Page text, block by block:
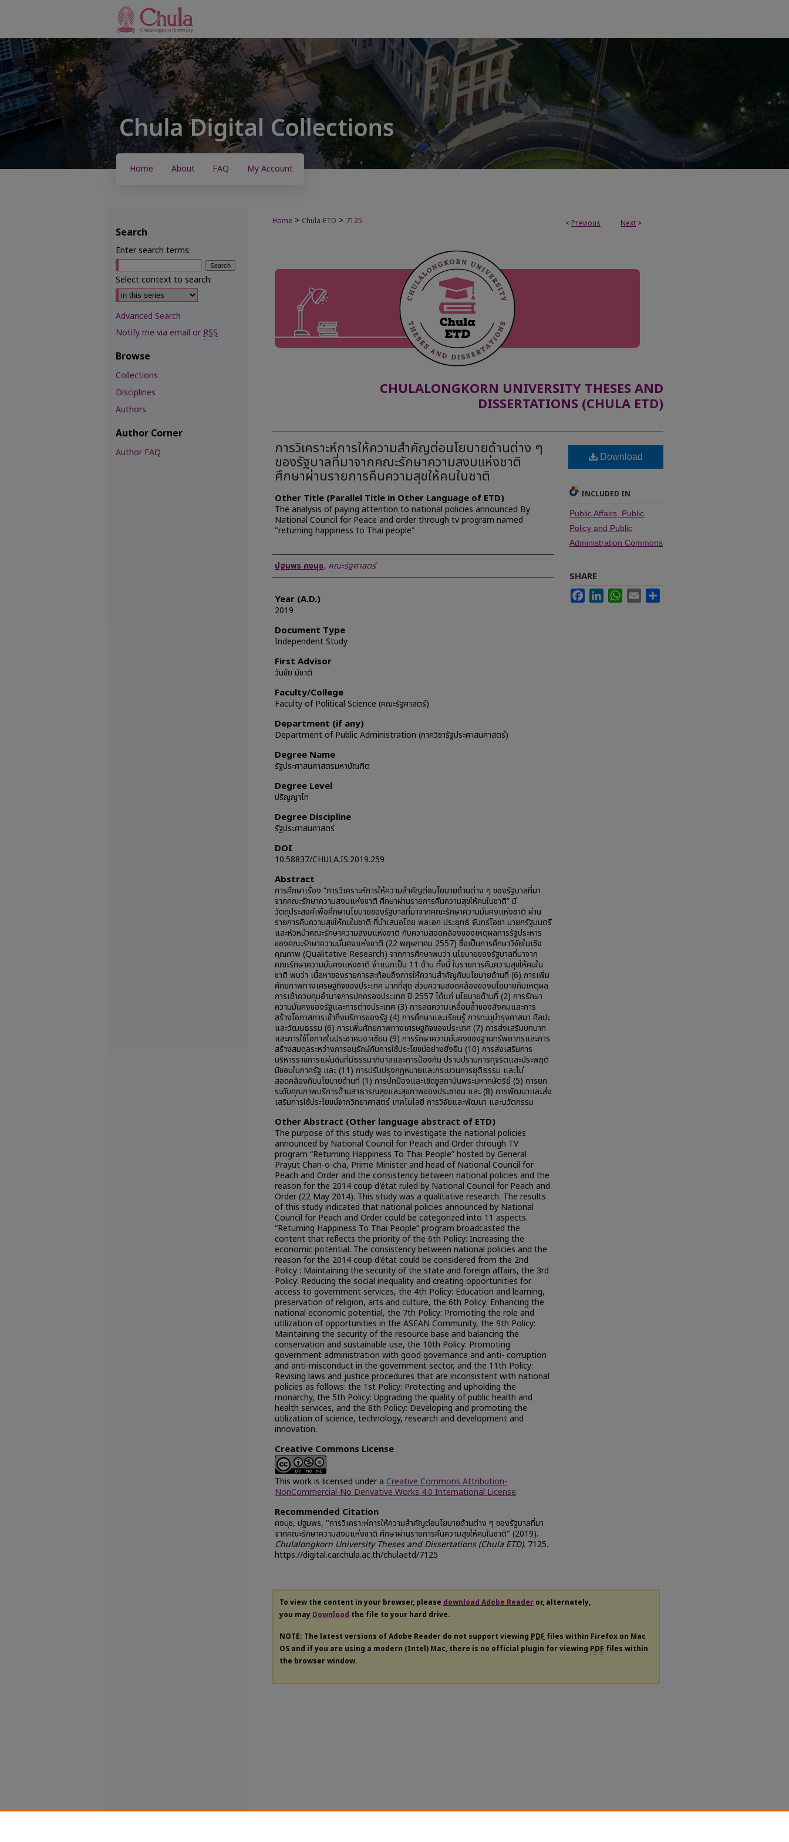
Home About FAQ My Account
< Previous Next >
Home > Chula-ETD > 7125
CHULALONGKORN UNIVERSITY THESES AND
DISSERTATIONS (CHULA ETD)
การวิเคราะห์การให้ความสำคัญต่อนโยบายด้านต่าง ๆ
ของรัฐบาลที่มาจากคณะรักษาความสงบแห่งชาติ
ศึกษาผ่านรายการคืนความสุขให้คนในชาติ
Other Title (Parallel Title in Other Language of ETD)
The analysis of paying attention to national policies announced By
National Council for Peace and order through tv program named
"returning happiness to Thai people"
Author
ปฐมพร คงนุช, คณะรัฐศาสตร์
Year (A.D.)
2019
Document Type
Independent Study
First Advisor
วันชัย มีชาติ
Faculty/College
Faculty of Political Science (คณะรัฐศาสตร์)
Department (if any)
Department of Public Administration (ภาควิชารัฐประศาสนศาสตร์)
Degree Name
รัฐประศาสนศาสตรมหาบัณฑิต
Degree Level
ปริญญาโท
Degree Discipline
รัฐประศาสนศาสตร์
DOI
10.58837/CHULA.IS.2019.259
Abstract
การศึกษาเรื่อง “การวิเคราะห์การให้ความสำคัญต่อนโยบายด้านต่าง ๆ ของรัฐบาลที่มา
จากคณะรักษาความสงบแห่งชาติ ศึกษาผ่านรายการคืนความสุขให้คนในชาติ” มี
วัตถุประสงค์เพื่อศึกษานโยบายของรัฐบาลที่มาจากคณะรักษาความมั่นคงแห่งชาติ ผ่าน
รายการคืนความสุขให้คนในชาติ ที่นำเสนอโดย พลเอก ประยุทธ์ จันทร์โอชา นายกรัฐมนตรี
และหัวหน้าคณะรักษาความสงบแห่งชาติ กับความสอดคล้องของเหตุผลการรัฐประหาร
ของคณะรักษาความมั่นคงแห่งชาติ (22 พฤษภาคม 2557) ซึ่งเป็นการศึกษาวิจัยในเชิง
คุณภาพ (Qualitative Research) จากการศึกษาพบว่า นโยบายของรัฐบาลที่มาจาก
คณะรักษาความมั่นคงแห่งชาติ จำแนกเป็น 11 ด้าน ทั้งนี้ ในรายการคืนความสุขให้คนใน
ชาติ พบว่า เนื้อหาของรายการสะท้อนถึงการให้ความสำคัญกับนโยบายด้านที่ (6) การเพิ่ม
ศักยภาพทางเศรษฐกิจของประเทศ มากที่สุด ส่วนความสอดคล้องของนโยบายกับเหตุผล
การเข้าควบคุมอำนาจการปกครองประเทศ ปี 2557 ได้แก่ นโยบายด้านที่ (2) การรักษา
ความมั่นคงของรัฐและการต่างประเทศ (3) การลดความเหลื่อมล้ำของสังคมและการ
สร้างโอกาสการเข้าถึงบริการของรัฐ (4) การศึกษาและเรียนรู้ การทะนุบำรุงศาสนา ศิลปะ
และวัฒนธรรม (6) การเพิ่มศักยภาพทางเศรษฐกิจของประเทศ (7) การส่งเสริมบทบาท
และการใช้โอกาสในประชาคมอาเซียน (9) การรักษาความมั่นคงของฐานทรัพยากรและการ
สร้างสมดุลระหว่างการอนุรักษ์กับการใช้ประโยชน์อย่างยั่งยืน (10) การส่งเสริมการ
บริหารราชการแผ่นดินที่มีธรรมาภิบาลและการป้องกัน ปราบปรามการทุจริตและประพฤติ
มิชอบในภาครัฐ และ (11) การปรับปรุงกฎหมายและกระบวนการยุติธรรม และไม่
สอดคล้องกับนโยบายด้านที่ (1) การปกป้องและเชิดชูสถาบันพระมหากษัตริย์ (5) การยก
ระดับคุณภาพบริการด้านสาธารณสุขและสุขภาพของประชาชน และ (8) การพัฒนาและส่ง
เสริมการใช้ประโยชน์จากวิทยาศาสตร์ เทคโนโลยี การวิจัยและพัฒนา และนวัตกรรม
Other Abstract (Other language abstract of ETD)
The purpose of this study was to investigate the national policies
announced by National Council for Peach and Order through TV
program “Returning Happiness To Thai People” hosted by General
Prayut Chan-o-cha, Prime Minister and head of National Council for
Peach and Order and the consistency between national policies and the
reason for the 2014 coup d'état ruled by National Council for Peach and
Order (22 May 2014). This study was a qualitative research. The results
of this study indicated that national policies announced by National
Council for Peach and Order could be categorized into 11 aspects.
“Returning Happiness To Thai People” program broadcasted the
content that reflects the priority of the 6th Policy: Increasing the
economic potential. The consistency between national policies and the
reason for the 2014 coup d'état could be considered from the 2nd
Policy : Maintaining the security of the state and foreign affairs, the 3rd
Policy: Reducing the social inequality and creating opportunities for
access to government services, the 4th Policy: Education and learning,
preservation of religion, arts and culture, the 6th Policy: Enhancing the
national economic potential, the 7th Policy: Promoting the role and
utilization of opportunities in the ASEAN Community, the 9th Policy:
Maintaining the security of the resource base and balancing the
conservation and sustainable use, the 10th Policy: Promoting
government administration with good governance and anti- corruption
and anti-misconduct in the government sector, and the 11th Policy:
Revising laws and justice procedures that are inconsistent with national
policies as follows: the 1st Policy: Protecting and upholding the
monarchy, the 5th Policy: Upgrading the quality of public health and
health services, and the 8th Policy: Developing and promoting the
utilization of science, technology, research and development and
innovation.
Creative Commons License
This work is licensed under a Creative Commons Attribution-
NonCommercial-No Derivative Works 4.0 International License.
Recommended Citation
คงนุช, ปฐมพร, "การวิเคราะห์การให้ความสำคัญต่อนโยบายด้านต่าง ๆ ของรัฐบาลที่มา
จากคณะรักษาความสงบแห่งชาติ ศึกษาผ่านรายการคืนความสุขให้คนในชาติ" (2019).
Chulalongkorn University Theses and Dissertations (Chula ETD). 7125.
https://digital.car.chula.ac.th/chulaetd/7125
Download
INCLUDED IN
Public Affairs, Public
Policy and Public
Administration Commons
SHARE
FacebookLinkedInWhatsApp
Email
To view the content in your browser, please download Adobe Reader or, alternately,
you may Download the file to your hard drive.
NOTE: The latest versions of Adobe Reader do not support viewing PDF files within Firefox on Mac
OS and if you are using a modern (Intel) Mac, there is no official plugin for viewing PDF files within
the browser window.
Search
Enter search terms:
Select context to search:
Advanced Search
Notify me via email orRSS
Browse
Collections
Disciplines
Authors
Author Corner
Author FAQ